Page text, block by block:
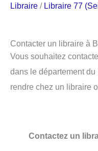
Libraire / Libraire 77
Contacter un libraire à
Vous souhaitez
dans le département
rendre chez un libraire
Contactez un